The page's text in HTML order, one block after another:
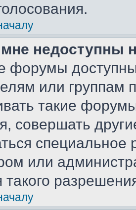
недоступны
форумы
или группам
такие
совершать
или
такого